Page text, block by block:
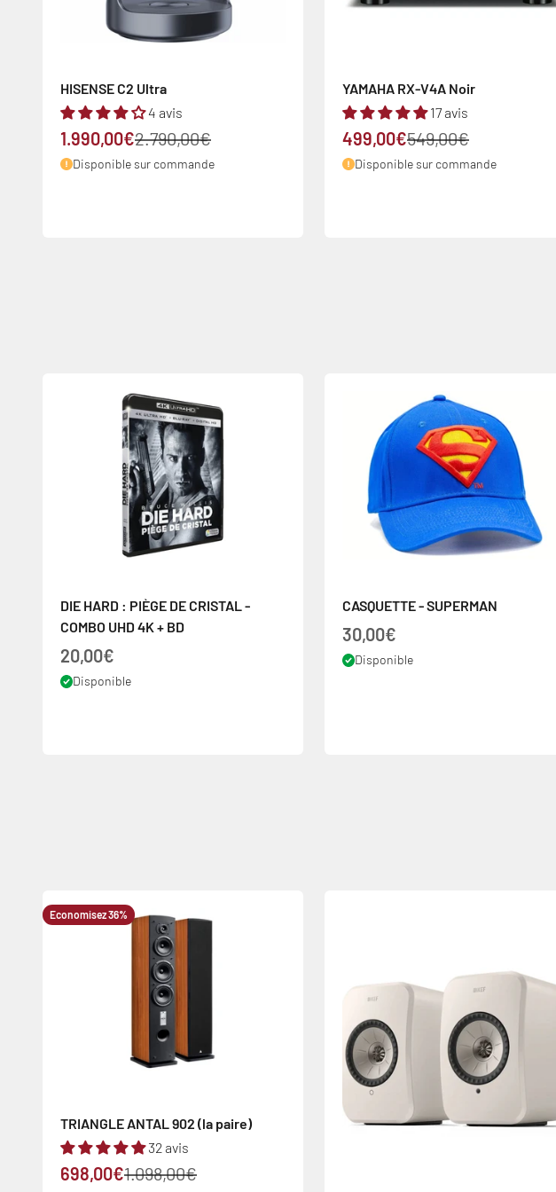
HISENSE C2 Ultra
4 avis
Prix de vente
1.990,00€Prix normal
2.790,00€
Disponible sur commande
YAMAHA RX-V4A Noir
17 avis
Prix de vente
499,00€Prix normal
549,00€
Disponible sur commande
DIE HARD : PIÈGE DE CRISTAL -
COMBO UHD 4K + BD
Prix de vente
20,00€
Disponible
CASQUETTE - SUPERMAN
Prix de vente
30,00€
Disponible
Economisez 36%
TRIANGLE ANTAL 902 (la paire)
32 avis
Prix de vente
698,00€Prix normal
1.098,00€